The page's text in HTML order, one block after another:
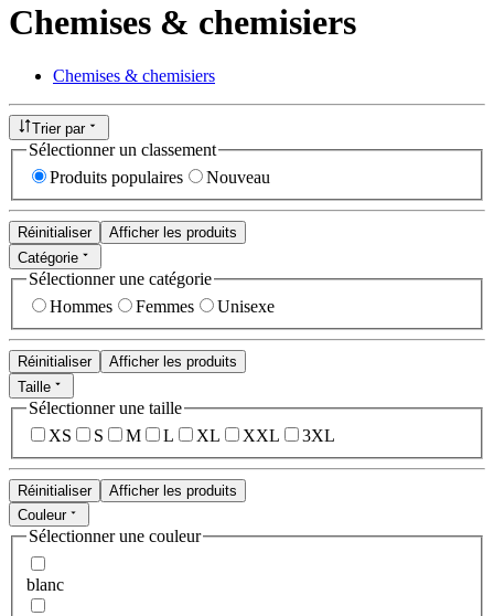
Chemises & chemisiers
Chemises & chemisiers
Trier par
Sélectionner un classement
Produits populaires
Nouveau
Réinitialiser
Afficher les produits
Catégorie
Sélectionner une catégorie
Hommes
Femmes Unisexe
Réinitialiser
Afficher les produits
Taille
Sélectionner une taille
XS
S M L XL XXL 3XL
Réinitialiser
Afficher les produits
Couleur
Sélectionner une couleur
blanc